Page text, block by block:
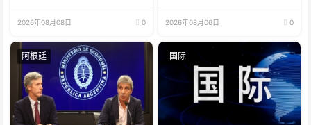
2026年08月08日 0 2026年08月06日 0
阿根廷 国际